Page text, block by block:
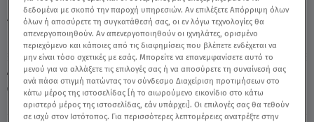
Δευτέρα 10 Αυγούστου 2026
01.10.25, 15:15
ΕΛΛΑΔΑ
Πηγή: Αλήθειες με τη Ζήνα
TAGS: ΑΛΗΘΕΙΕΣ ΜΕ ΤΗ ΖΗΝΑ ΒΟΙΩΤΙΑ 62ΧΡΟΝΗ
δεδομένα με σκοπό την παροχή υπηρεσιών. Αν επιλέξετε Απόρριψη όλων
όλων ή αποσύρετε τη συγκατάθεσή σας, οι εν λόγω τεχνολογίες θα
απενεργοποιηθούν. Αν απενεργοποιηθούν οι ιχνηλάτες, ορισμένο
περιεχόμενο και κάποιες από τις διαφημίσεις που βλέπετε ενδέχεται να
μην είναι τόσο σχετικές με εσάς. Μπορείτε να επανεμφανίσετε αυτό το
μενού για να αλλάξετε τις επιλογές σας ή να αποσύρετε τη συναίνεσή σας
ανά πάσα στιγμή πατώντας τον σύνδεσμο Διαχείριση προτιμήσεων στο
κάτω μέρος της ιστοσελίδας [ή το αιωρούμενο εικονίδιο στο κάτω
αριστερό μέρος της ιστοσελίδας, εάν υπάρχει]. Οι επιλογές σας θα τεθούν
σε ισχύ στον Ιστότοπος. Για περισσότερες λεπτομέρειες ανατρέξτε στην